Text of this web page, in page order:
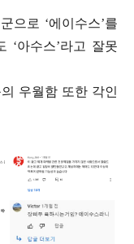
으로 ‘에이수스’를
‘아수스’라고 잘못
우월함 또한 각인